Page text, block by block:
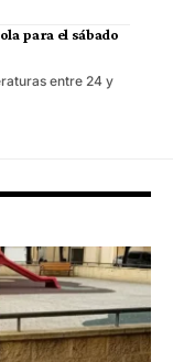
para el sábado
entre 24 y